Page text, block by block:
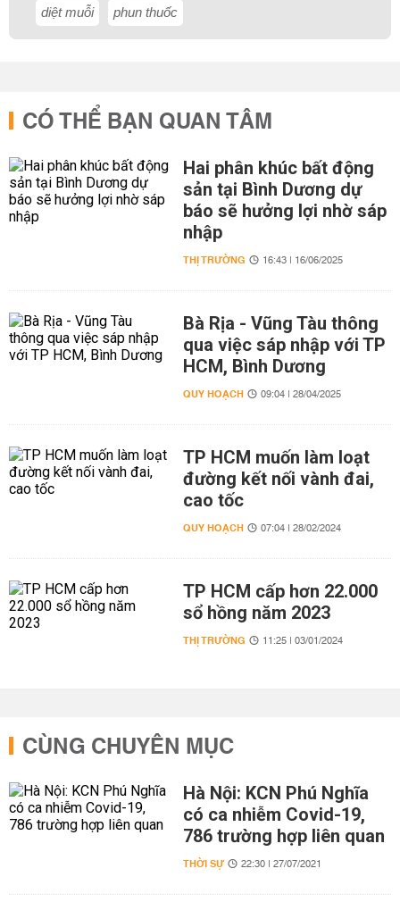
diệt muỗi phun thuốc
CÓ THỂ BẠN QUAN TÂM
Hai phân khúc bất động
sản tại Bình Dương dự
báo sẽ hưởng lợi nhờ sáp
nhập
THỊ TRƯỜNG 16:43 | 16/06/2025
Bà Rịa - Vũng Tàu thông
qua việc sáp nhập với TP
HCM, Bình Dương
QUY HOẠCH 09:04 | 28/04/2025
TP HCM muốn làm loạt
đường kết nối vành đai,
cao tốc
QUY HOẠCH 07:04 | 28/02/2024
TP HCM cấp hơn 22.000
sổ hồng năm 2023
THỊ TRƯỜNG 11:25 | 03/01/2024
CÙNG CHUYÊN MỤC
Hà Nội: KCN Phú Nghĩa
có ca nhiễm Covid-19,
786 trường hợp liên quan
THỜI SỰ 22:30 | 27/07/2021